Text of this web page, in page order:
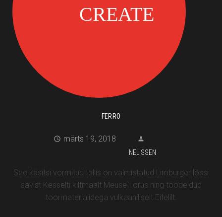
FERRO
märts 19, 2018
NELISSEN
See käsitsi vormitud tellis on valmistatud Limburger lössi
savist Kesselti kiltmaalt Meuse`i orus ning töödeldud
toormaterjalidega vulkaaniliselt Eifelilt.